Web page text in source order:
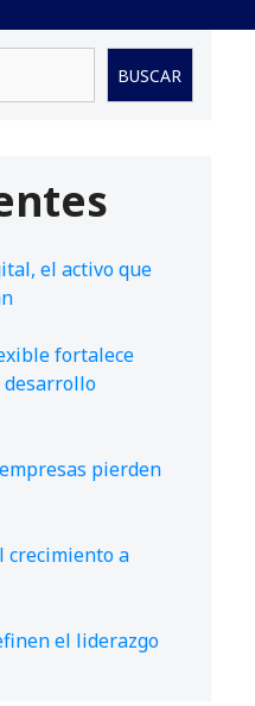
BUSCAR
el activo que
fortalece
desarrollo
pierden
crecimiento a
el liderazgo